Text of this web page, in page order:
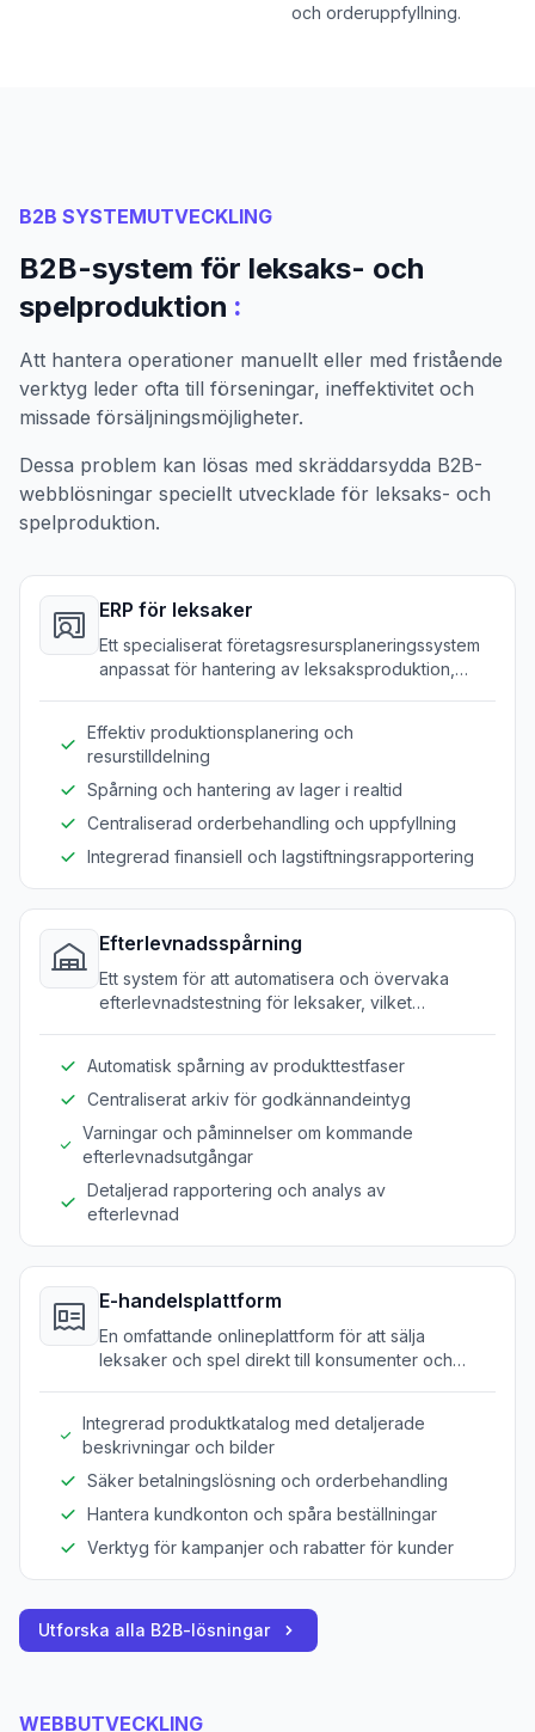
och orderuppfyllning.
B2B SYSTEMUTVECKLING
B2B-system för leksaks- och
spelproduktion :
Att hantera operationer manuellt eller med fristående
verktyg leder ofta till förseningar, ineffektivitet och
missade försäljningsmöjligheter.
Dessa problem kan lösas med skräddarsydda B2B-
webblösningar speciellt utvecklade för leksaks- och
spelproduktion.
ERP för leksaker
Ett specialiserat företagsresursplaneringssystem
anpassat för hantering av leksaksproduktion,
Effektiv produktionsplanering och
resurstilldelning
Spårning och hantering av lager i realtid
Centraliserad orderbehandling och uppfyllning
Integrerad finansiell och lagstiftningsrapportering
Efterlevnadsspårning
Ett system för att automatisera och övervaka
efterlevnadstestning för leksaker, vilket
Automatisk spårning av produkttestfaser
Centraliserat arkiv för godkännandeintyg
Varningar och påminnelser om kommande
efterlevnadsutgångar
Detaljerad rapportering och analys av
efterlevnad
E-handelsplattform
En omfattande onlineplattform för att sälja
leksaker och spel direkt till konsumenter och
Integrerad produktkatalog med detaljerade
beskrivningar och bilder
Säker betalningslösning och orderbehandling
Hantera kundkonton och spåra beställningar
Verktyg för kampanjer och rabatter för kunder
Utforska alla B2B-lösningar
WEBBUTVECKLING